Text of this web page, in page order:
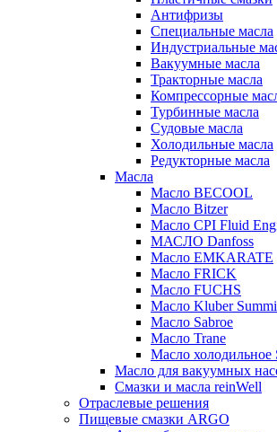
Антифризы
Специальные масла
Индустриальные
Вакуумные масла
Тракторные масла
Компрессорные
Турбинные масла
Судовые масла
Холодильные масла
Редукторные масла
Масла
Масло BECOOL
Масло Bitzer
Масло CPI Fluid
МАСЛО Danfoss
Масло EMKARATE
Масло FRICK
Масло FUCHS
Масло Kluber
Масло Sabroe
Масло Trane
Масло холодильное
Масло для вакуумных
Смазки и масла reinWell
Отраслевые решения
Пищевые смазки ARGO